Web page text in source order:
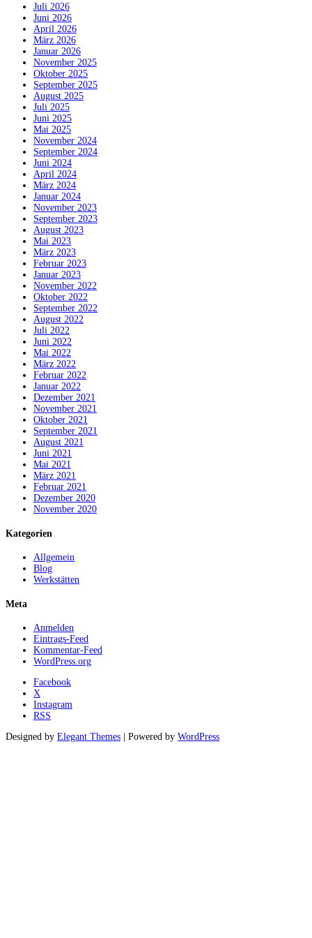
Juli 2026
Juni 2026
April 2026
März 2026
Januar 2026
November 2025
Oktober 2025
September 2025
August 2025
Juli 2025
Juni 2025
Mai 2025
November 2024
September 2024
Juni 2024
April 2024
März 2024
Januar 2024
November 2023
September 2023
August 2023
Mai 2023
März 2023
Februar 2023
Januar 2023
November 2022
Oktober 2022
September 2022
August 2022
Juli 2022
Juni 2022
Mai 2022
März 2022
Februar 2022
Januar 2022
Dezember 2021
November 2021
Oktober 2021
September 2021
August 2021
Juni 2021
Mai 2021
März 2021
Februar 2021
Dezember 2020
November 2020
Kategorien
Allgemein
Blog
Werkstätten
Meta
Anmelden
Eintrags-Feed
Kommentar-Feed
WordPress.org
Facebook
X
Instagram
RSS
Designed by Elegant Themes | Powered by WordPress